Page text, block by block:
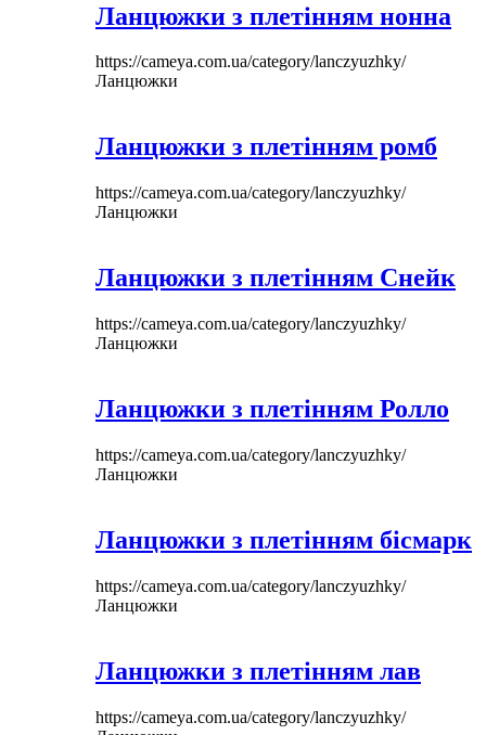
Ланцюжки з плетінням нонна
https://cameya.com.ua/category/lanczyuzhky/
Ланцюжки
Ланцюжки з плетінням ромб
https://cameya.com.ua/category/lanczyuzhky/
Ланцюжки
Ланцюжки з плетінням Снейк
https://cameya.com.ua/category/lanczyuzhky/
Ланцюжки
Ланцюжки з плетінням Ролло
https://cameya.com.ua/category/lanczyuzhky/
Ланцюжки
Ланцюжки з плетінням бісмарк
https://cameya.com.ua/category/lanczyuzhky/
Ланцюжки
Ланцюжки з плетінням лав
https://cameya.com.ua/category/lanczyuzhky/